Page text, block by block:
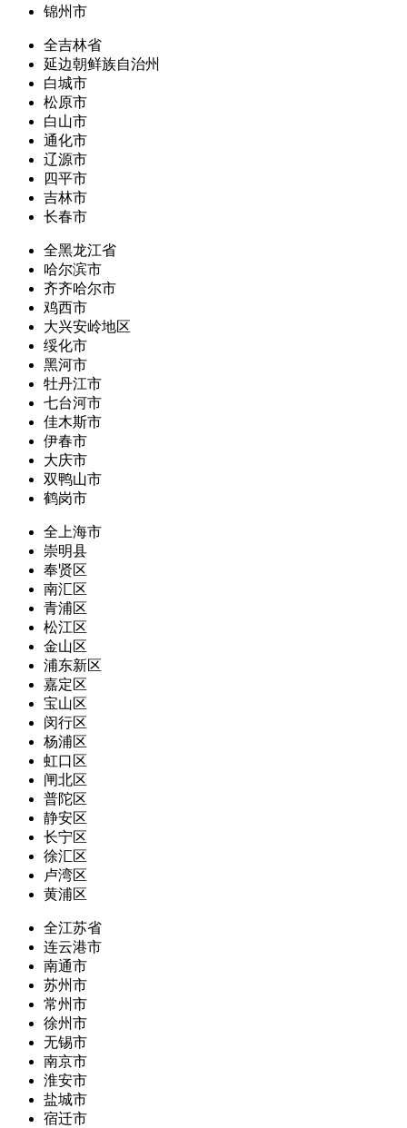
锦州市
全吉林省
延边朝鲜族自治州
白城市
松原市
白山市
通化市
辽源市
四平市
吉林市
长春市
全黑龙江省
哈尔滨市
齐齐哈尔市
鸡西市
大兴安岭地区
绥化市
黑河市
牡丹江市
七台河市
佳木斯市
伊春市
大庆市
双鸭山市
鹤岗市
全上海市
崇明县
奉贤区
南汇区
青浦区
松江区
金山区
浦东新区
嘉定区
宝山区
闵行区
杨浦区
虹口区
闸北区
普陀区
静安区
长宁区
徐汇区
卢湾区
黄浦区
全江苏省
连云港市
南通市
苏州市
常州市
徐州市
无锡市
南京市
淮安市
盐城市
宿迁市